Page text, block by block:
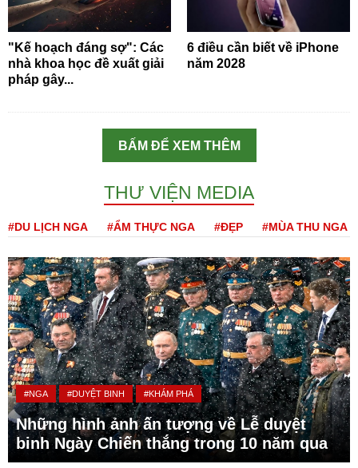
"Kế hoạch đáng sợ": Các
nhà khoa học đề xuất giải
pháp gây...
6 điều cần biết về iPhone
năm 2028
BẤM ĐỂ XEM THÊM
THƯ VIỆN MEDIA
#DU LỊCH NGA #ẨM THỰC NGA #ĐẸP #MÙA THU NGA
#NGA #DUYỆT BINH #KHÁM PHÁ
Những hình ảnh ấn tượng về Lễ duyệt
binh Ngày Chiến thắng trong 10 năm qua